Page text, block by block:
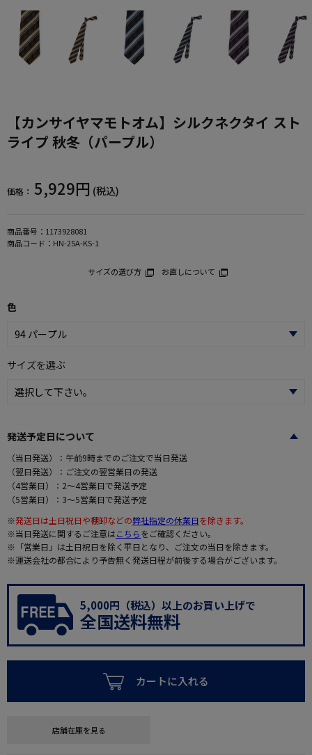
【カンサイヤマモトオム】シルクネクタイ スト
ライプ 秋冬（パープル）
価格： 5,929円 (税込)
商品番号： 1173928081
商品コード： HN-25A-KS-1
サイズの選び方 お直しについて
色
サイズを選ぶ
発送予定日について
（当日発送）：午前9時までのご注文で当日発送
（翌日発送）：ご注文の翌営業日の発送
（4営業日）：2～4営業日で発送予定
（5営業日）：3～5営業日で発送予定
※発送日は土日祝日や棚卸などの弊社指定の休業日を除きます。
※当日発送に関するご注意はこちらをご確認ください。
※「営業日」は土日祝日を除く平日となり、ご注文の当日を除きます。
※運送会社の都合により予告無く発送日程が前後する場合がございます。
5,000円（税込）以上のお買い上げで
全国送料無料
カートに入れる
店舗在庫を見る